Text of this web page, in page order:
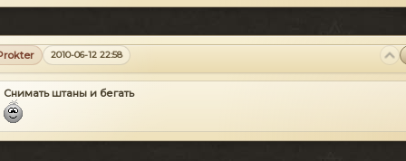
2010-06-12 22:58
Снимать штаны и бегать